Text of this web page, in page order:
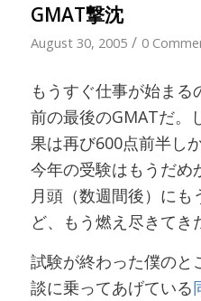
GMAT撃沈
August 30, 2005 / 0
もうすぐ仕事が始まる
前の最後のGMATだ。
果は再び600点前半し
今年の受験はもうだめ
月頭（数週間後）に
ど、もう燃え尽きてき
試験が終わった僕のと
談に乗ってあげている